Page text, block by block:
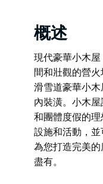
概述
現代豪華小木
間和壯觀的營
滑雪道豪華小
內裝潢。小木
和團體度假的
設施和活動，
為您打造完美
盡有。